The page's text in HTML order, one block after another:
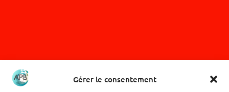
Gérer le consentement